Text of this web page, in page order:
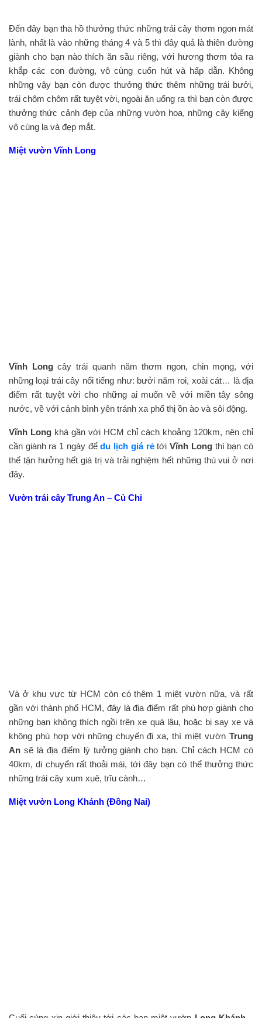
Đến đây bạn tha hồ thưởng thức những trái cây thơm ngon mát
lành, nhất là vào những tháng 4 và 5 thì đây quả là thiên đường
giành cho bạn nào thích ăn sầu riêng, với hương thơm tỏa ra
khắp các con đường, vô cùng cuốn hút và hấp dẫn. Không
những vậy bạn còn được thưởng thức thêm những trái bưởi,
trái chôm chôm rất tuyệt vời, ngoài ăn uống ra thì bạn còn được
thưởng thức cảnh đẹp của những vườn hoa, những cây kiểng
vô cùng lạ và đẹp mắt.
Miệt vườn Vĩnh Long
Vĩnh Longcây trái quanh năm thơm ngon, chin mọng, với
những loại trái cây nổi tiếng như: bưởi năm roi, xoài cát… là địa
điểm rất tuyệt vời cho những ai muốn về với miền tây sông
nước, về với cảnh bình yên tránh xa phố thị ồn ào và sôi động.
Vĩnh Long khá gần với HCM chỉ cách khoảng 120km, nên chỉ
cần giành ra 1 ngày đểdu lịch giá rẻtới Vĩnh Longthì bạn có
thể tận hưởng hết giá trị và trải nghiệm hết những thú vui ở nơi
đây.
Vườn trái cây Trung An – Củ Chi
Và ở khu vực từ HCM còn có thêm 1 miệt vườn nữa, và rất
gần với thành phố HCM, đây là địa điểm rất phù hợp giành cho
những bạn không thích ngồi trên xe quá lâu, hoặc bị say xe và
không phù hợp với những chuyến đi xa, thì miệt vườn Trung
An sẽ là địa điểm lý tưởng giành cho bạn. Chỉ cách HCM có
40km, di chuyển rất thoải mái, tới đây bạn có thể thưởng thức
những trái cây xum xuê, trĩu cành…
Miệt vườn Long Khánh (Đồng Nai)